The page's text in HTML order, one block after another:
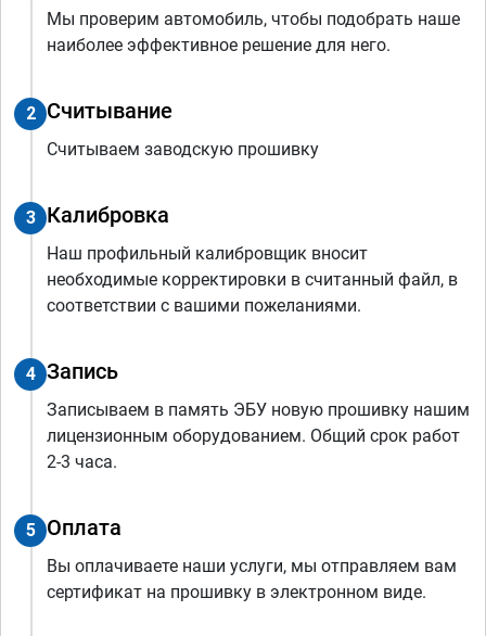
Мы проверим автомобиль, чтобы подобрать наше
наиболее эффективное решение для него.
2 Считывание
Считываем заводскую прошивку
3 Калибровка
Наш профильный калибровщик вносит
необходимые корректировки в считанный файл, в
соответствии с вашими пожеланиями.
4 Запись
Записываем в память ЭБУ новую прошивку нашим
лицензионным оборудованием. Общий срок работ
2-3 часа.
5 Оплата
Вы оплачиваете наши услуги, мы отправляем вам
сертификат на прошивку в электронном виде.